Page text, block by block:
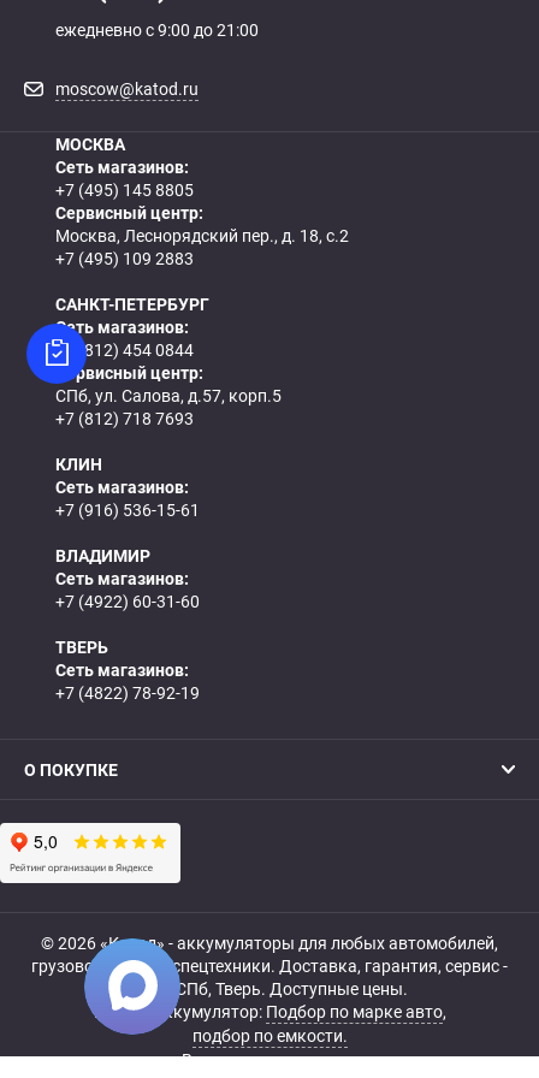
ежедневно с 9:00 до 21:00
moscow@katod.ru
МОСКВА
Сеть магазинов:
+7 (495) 145 8805
Сервисный центр:
Москва, Леснорядский пер., д. 18, с.2
+7 (495) 109 2883
САНКТ-ПЕТЕРБУРГ
Сеть магазинов:
+7 (812) 454 0844
Сервисный центр:
СПб, ул. Салова, д.57, корп.5
+7 (812) 718 7693
КЛИН
Сеть магазинов:
+7 (916) 536-15-61
ВЛАДИМИР
Сеть магазинов:
+7 (4922) 60-31-60
ТВЕРЬ
Сеть магазинов:
+7 (4822) 78-92-19
О ПОКУПКЕ
© 2026 «Катод» - аккумуляторы для любых автомобилей,
грузовой, мото- и спецтехники. Доставка, гарантия, сервис -
МСК, СПб, Тверь. Доступные цены.
Купить аккумулятор: Подбор по марке авто,
подбор по емкости.
Все права защищены.